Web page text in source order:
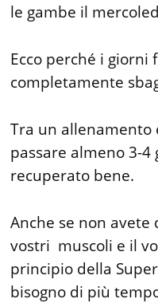
le gambe il
Ecco perché i giorni
completamente
Tra un
passare almeno 3-
recuperato bene.
Anche se non
vostri muscoli e il
principio della
bisogno di più